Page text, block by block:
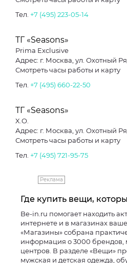
Тел. +7 (495) 223-05-14
ТГ «Seasons»
Prima Exclusive
Адрес: г. Москва, ул. Охотный
Смотреть часы работы и карту
Тел. +7 (495) 660-22-50
ТГ «Seasons»
X.O.
Адрес: г. Москва, ул. Охотный
Смотреть часы работы и карту
Тел. +7 (495) 721-95-75
Реклама
Где купить вещи,
Be-in.ru помогает находить
интернете и в магазинах
«Магазины» собрана
информация о 3000 брендов,
центров. В разделе «Вещи»
мужская и детская одежда,